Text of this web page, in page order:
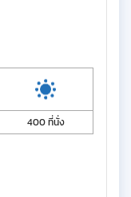
400 ที่นั่ง